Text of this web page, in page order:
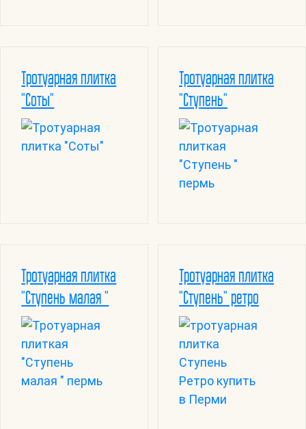
Тротуарная плитка
"Соты"
Тротуарная плитка
"Ступень"
Тротуарная плитка
"Ступень малая "
Тротуарная плитка
"Ступень" ретро